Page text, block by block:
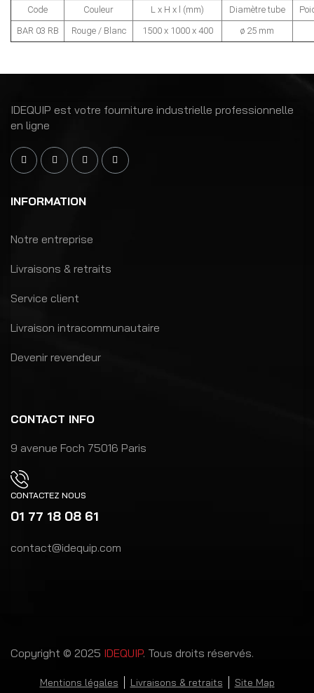
Code Couleur L x H x l (mm) Diamètre tube
BAR 03 RB
Rouge / Blanc 1500 x 1000 x 400 ø 25 mm
IDEQUIP est votre fourniture industrielle professionnelle
en ligne
INFORMATION
Notre entreprise
Livraisons & retraits
Service client
Livraison intracommunautaire
Devenir revendeur
CONTACT INFO
9 avenue Foch 75016 Paris
CONTACTEZ NOUS
01 77 18 08 61
contact@idequip.com
Copyright © 2025 IDEQUIP. Tous droits réservés.
Mentions légales Livraisons & retraits Site Map